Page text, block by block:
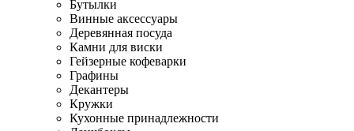
Бутылки
Винные аксессуары
Деревянная посуда
Камни для виски
Гейзерные кофеварки
Графины
Декантеры
Кружки
Кухонные принадлежности